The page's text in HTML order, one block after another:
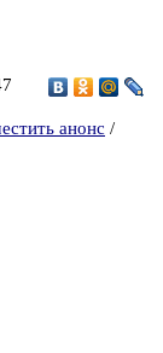
анонс /